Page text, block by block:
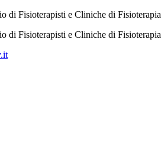
Fisioterapisti e Cliniche di Fisioterapia
Fisioterapisti e Cliniche di Fisioterapia